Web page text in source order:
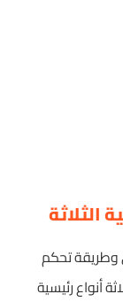
الثلاثة
وطريقة تحكم
أنواع رئيسية